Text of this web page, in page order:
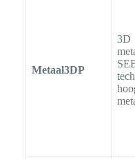
Metaal3DP
3D